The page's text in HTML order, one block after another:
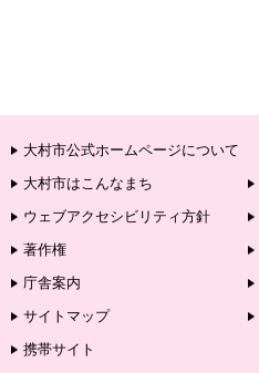
大村市公式ホームページについて
大村市はこんなまち
ウェブアクセシビリティ方針
著作権
庁舎案内
サイトマップ
携帯サイト